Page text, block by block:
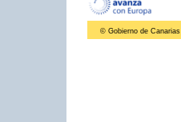
© Gobierno de Canarias